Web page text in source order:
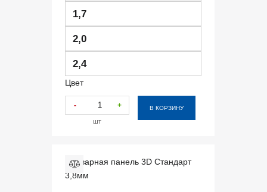
1,7
2,0
2,4
Цвет
- +
шт
В КОРЗИНУ